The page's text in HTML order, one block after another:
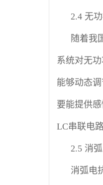
2.4 无
随着我
系统对无
能够动态
要能提供
LC串联电
2.5 消
消弧电